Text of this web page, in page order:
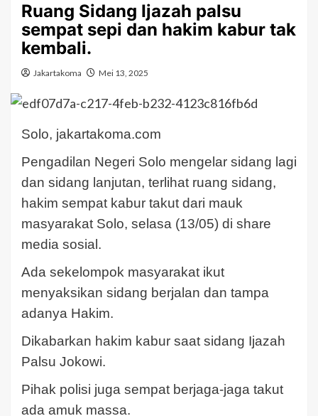
Ruang Sidang Ijazah palsu
sempat sepi dan hakim kabur tak
kembali.
Jakartakoma Mei 13, 2025
Solo, jakartakoma.com
Pengadilan Negeri Solo mengelar sidang lagi
dan sidang lanjutan, terlihat ruang sidang,
hakim sempat kabur takut dari mauk
masyarakat Solo, selasa (13/05) di share
media sosial.
Ada sekelompok masyarakat ikut
menyaksikan sidang berjalan dan tampa
adanya Hakim.
Dikabarkan hakim kabur saat sidang Ijazah
Palsu Jokowi.
Pihak polisi juga sempat berjaga-jaga takut
ada amuk massa.